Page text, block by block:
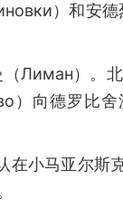
）和安
Лиман）。
）向德罗比
在小马亚尔